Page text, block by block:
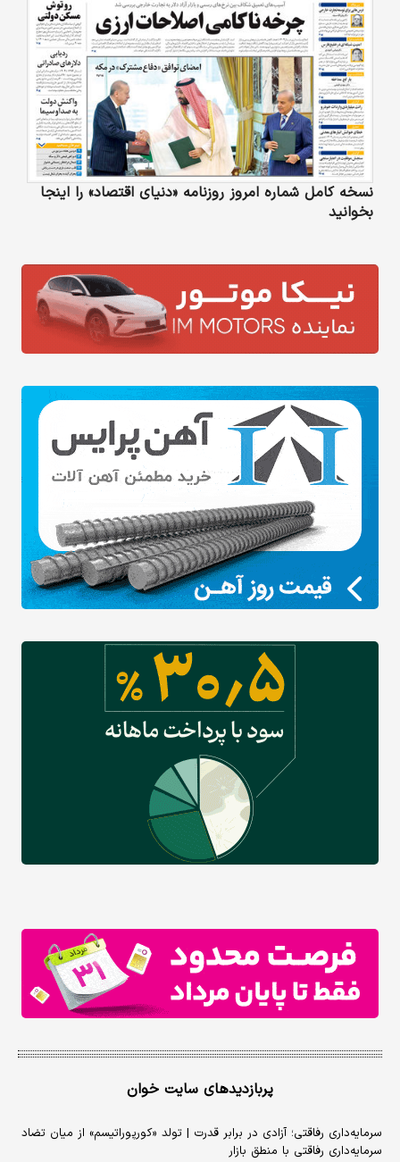
نسخه کامل شماره امروز روزنامه «دنیای‌ اقتصاد» را اینجا
بخوانید
پربازدیدهای سایت خوان
سرمایه‌داری رفاقتی؛ آزادی در برابر قدرت | تولد «کورپوراتیسم» از میان تضاد
سرمایه‌داری رفاقتی با منطق بازار